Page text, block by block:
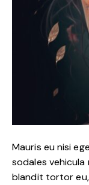
Mauris eu nisi
sodales vehicula
blandit tortor